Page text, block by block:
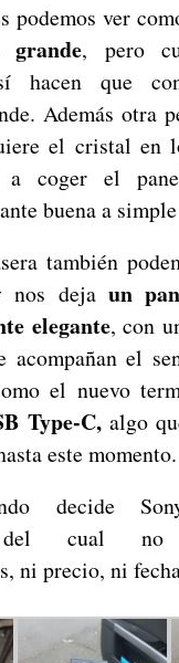
podemos ver
grande, pero
hacen que
Además otra
el cristal en
coger el
buena a
también
nos deja un
elegante, con
acompañan el
el nuevo
Type-C,algo
este momento.
decide
del cual no
ni precio, ni